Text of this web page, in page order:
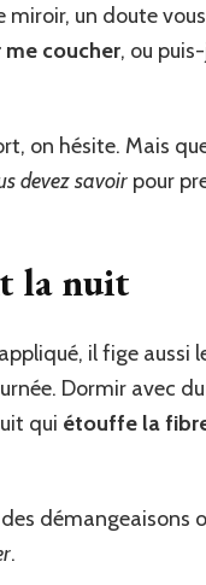
un doute
me coucher, ou
on hésite. Mais
devez savoir pour
la nuit
il fige aussi
Dormir avec du
qui étouffe la
démangeaisons
.